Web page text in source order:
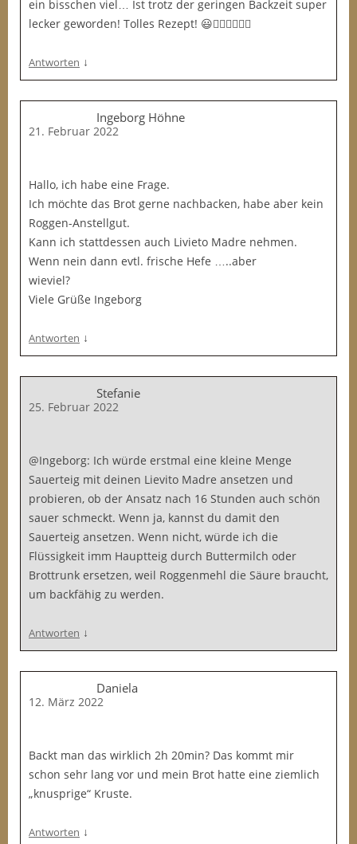
ein bisschen viel… Ist trotz der geringen Backzeit super
lecker geworden! Tolles Rezept! 😃👍🏼👍🏼👍🏼
Antworten ↓
Ingeborg Höhne
21. Februar 2022
Hallo, ich habe eine Frage.
Ich möchte das Brot gerne nachbacken, habe aber kein
Roggen-Anstellgut.
Kann ich stattdessen auch Livieto Madre nehmen.
Wenn nein dann evtl. frische Hefe …..aber
wieviel?
Viele Grüße Ingeborg
Antworten ↓
Stefanie
25. Februar 2022
@Ingeborg: Ich würde erstmal eine kleine Menge
Sauerteig mit deinen Lievito Madre ansetzen und
probieren, ob der Ansatz nach 16 Stunden auch schön
sauer schmeckt. Wenn ja, kannst du damit den
Sauerteig ansetzen. Wenn nicht, würde ich die
Flüssigkeit imm Hauptteig durch Buttermilch oder
Brottrunk ersetzen, weil Roggenmehl die Säure braucht,
um backfähig zu werden.
Antworten ↓
Daniela
12. März 2022
Backt man das wirklich 2h 20min? Das kommt mir
schon sehr lang vor und mein Brot hatte eine ziemlich
„knusprige“ Kruste.
Antworten ↓